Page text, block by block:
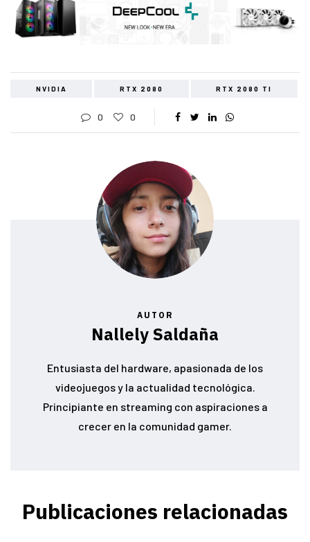
NVIDIA RTX 2080 RTX 2080 TI
0 0
AUTOR
Nallely Saldaña
Entusiasta del hardware, apasionada de los
videojuegos y la actualidad tecnológica.
Principiante en streaming con aspiraciones a
crecer en la comunidad gamer.
Publicaciones relacionadas